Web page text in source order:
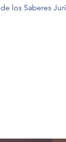
los Saberes